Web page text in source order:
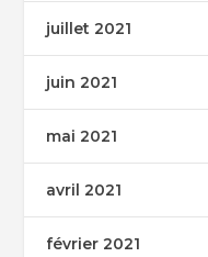
juillet 2021
juin 2021
mai 2021
avril 2021
février 2021